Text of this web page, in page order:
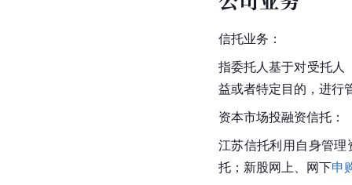
信托业务：
指委托人基于对受托人
益或者特定目的，进行
资本市场投融资信托：
江苏信托利用自身管
托；新股网上、网下申